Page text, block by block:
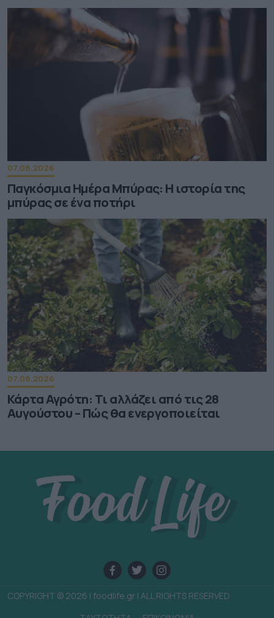
07.08.2026
Παγκόσμια Ημέρα Μπύρας: Η ιστορία της
μπύρας σε ένα ποτήρι
07.08.2026
Κάρτα Αγρότη: Τι αλλάζει από τις 28
Αυγούστου – Πώς θα ενεργοποιείται
COPYRIGHT © 2026 | foodlife.gr | ALL RIGHTS RESERVED